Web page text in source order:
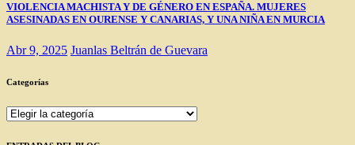
VIOLENCIA MACHISTA Y DE GÉNERO EN ESPAÑA. MUJERES
ASESINADAS EN OURENSE Y CANARIAS, Y UNA NIÑA EN MURCIA
Abr 9, 2025 Juanlas Beltrán de Guevara
Categorías
Categorías